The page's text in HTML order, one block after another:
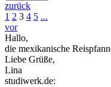
zurück
1 2 3 4 5 ...
vor
Hallo,
die mexikanische
Liebe Grüße,
Lina
studiwerk.de: